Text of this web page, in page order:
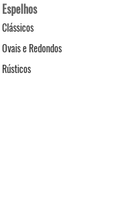
Espelhos
Clássicos
Ovais e Redondos
Rústicos